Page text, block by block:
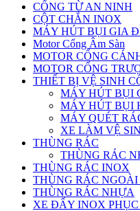
CỔNG TỪ AN NINH
CỘT CHẮN INOX
MÁY HÚT BỤI GIA
Motor Cổng Âm Sàn
MOTOR CỔNG
MOTOR CỔNG
THIẾT BỊ VỆ SINH
MÁY HÚT BỤI
MÁY HÚT BỤI
MÁY QUÉT
XE LÀM VỆ
THÙNG RÁC
THÙNG RÁC
THÙNG RÁC INOX
THÙNG RÁC NGOÀI
THÙNG RÁC NHỰA
XE ĐẨY INOX